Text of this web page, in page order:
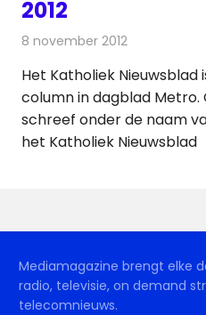
2012
8 november 2012
Het Katholiek Nieuwsblad
column in dagblad Metro.
schreef onder de naam
het Katholiek Nieuwsblad
Mediamagazine brengt elke
radio, televisie, on demand
telecomnieuws.